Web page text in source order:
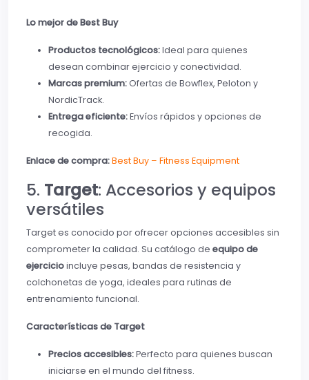
Lo mejor de Best Buy
Productos tecnológicos:Ideal para quienes
desean combinar ejercicio y conectividad.
Marcas premium:Ofertas de Bowflex, Peloton y
NordicTrack.
Entrega eficiente:Envíos rápidos y opciones de
recogida.
Enlace de compra:Best Buy – Fitness Equipment
5. Target: Accesorios y equipos
versátiles
Target es conocido por ofrecer opciones accesibles sin
comprometer la calidad. Su catálogo de equipo de
ejercicioincluye pesas, bandas de resistencia y
colchonetas de yoga, ideales para rutinas de
entrenamiento funcional.
Características de Target
Precios accesibles:Perfecto para quienes buscan
iniciarse en el mundo del fitness.